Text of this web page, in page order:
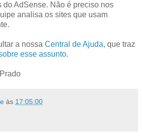
do AdSense. Não é preciso nos
analisa os sites que usam
a nossa Central de Ajuda, que traz
esse assunto.
às 17:05:00